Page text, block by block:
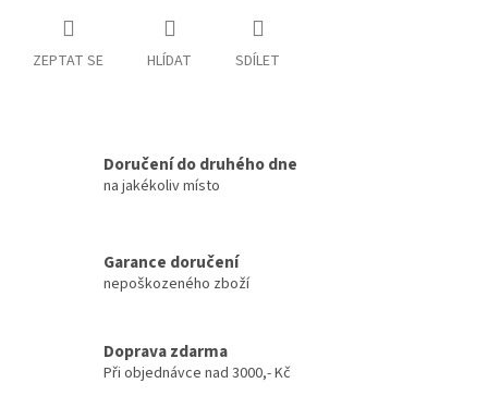
ZEPTAT SE HLÍDAT SDÍLET
Doručení do druhého dne
na jakékoliv místo
Garance doručení
nepoškozeného zboží
Doprava zdarma
Při objednávce nad 3000,- Kč